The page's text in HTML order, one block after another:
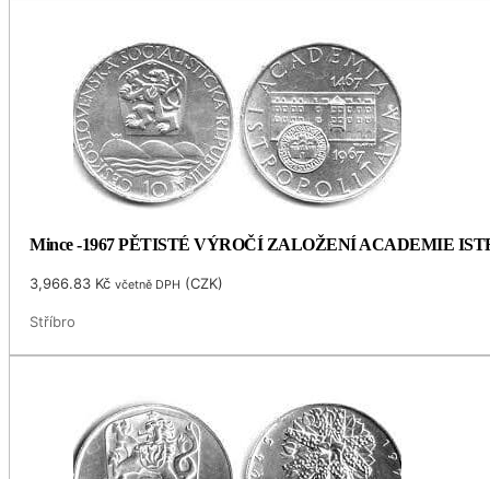
Mince -1967 PĚTISTÉ VÝROČÍ ZALOŽENÍ ACADEMIE
3,966.83 Kč včetně DPH (CZK)
Stříbro